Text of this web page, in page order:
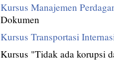
Kursus Manajemen
Dokumen
Kursus Transportasi
Kursus "Tidak ada korupsi